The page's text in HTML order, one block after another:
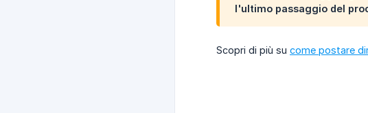
l'ultimo passaggio del
Scopri di più su come postare